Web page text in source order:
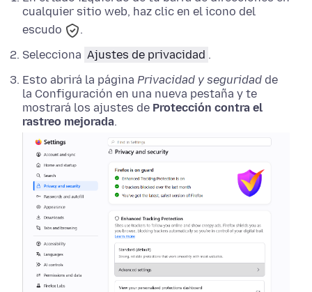
cualquier sitio web, haz clic en el icono del
escudo
.
Selecciona Ajustes de privacidad .
Esto abrirá la página Privacidad y seguridad de
la Configuración en una nueva pestaña y te
mostrará los ajustes de Protección contra el
rastreo mejorada.